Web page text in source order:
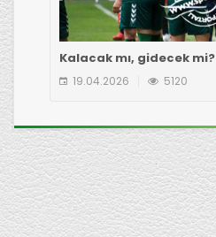
Kalacak mı, gidecek mi?
19.04.2026 5120